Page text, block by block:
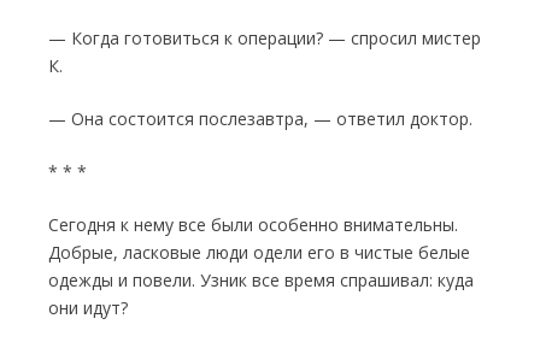
— Когда готовиться к операции? — спросил мистер
К.
— Она состоится послезавтра, — ответил доктор.
* * *
Сегодня к нему все были особенно вни­мательны.
Добрые, ласковые люди одели его в чистые белые
одежды и повели. Узник все время спрашивал: куда
они идут?